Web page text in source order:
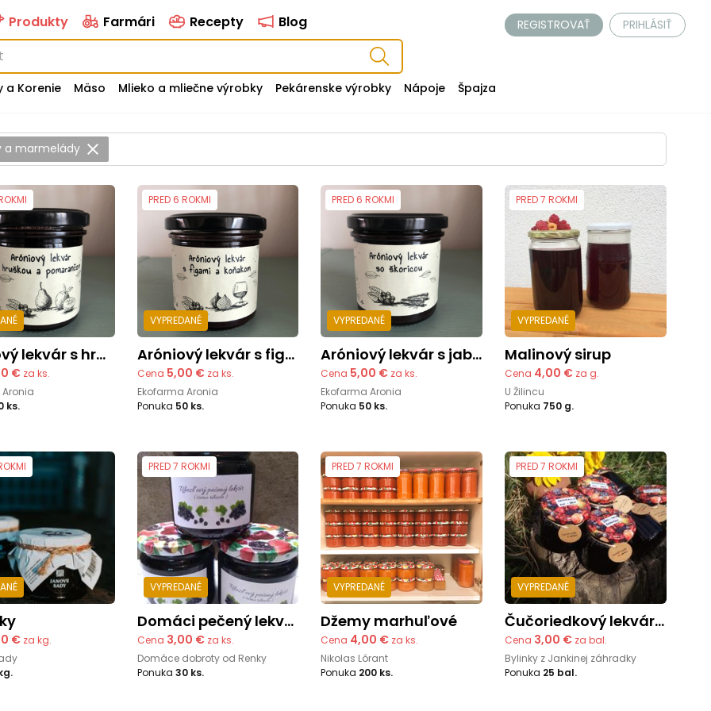
Produkty Farmári Recepty Blog REGISTROVAŤ PRIHLÁSIŤ
a Korenie Mäso Mlieko a mliečne výrobky Pekárenske výrobky Nápoje Špajza
a marmelády
s hruškou a pomarančom 150g
€za ks.
ks.
PRED 6 ROKMI
VYPREDANÉ
Aróniový lekvár s figami a koňakom150g
Cena 5,00 €za ks.
Ekofarma Aronia
Ponuka 50 ks.
PRED 6 ROKMI
VYPREDANÉ
Aróniový lekvár s jablkom a škoricou 150g
Cena 5,00 € za ks.
Ekofarma Aronia
Ponuka 50 ks.
PRED 7 ROKMI
VYPREDANÉ
Malinový sirup
Cena 4,00 € za g.
U Žilincu
Ponuka 750 g.
€za kg.
PRED 7 ROKMI
VYPREDANÉ
Domáci pečený lekvár
Cena 3,00 €za ks.
Domáce dobroty od Renky
Ponuka 30 ks.
PRED 7 ROKMI
VYPREDANÉ
Džemy marhuľové
Cena 4,00 € za ks.
Nikolas Lórant
Ponuka 200 ks.
PRED 7 ROKMI
VYPREDANÉ
Čučoriedkový lekvár s rumom
Cena 3,00 € za bal.
Bylinky z Jankinej záhradky
Ponuka 25 bal.